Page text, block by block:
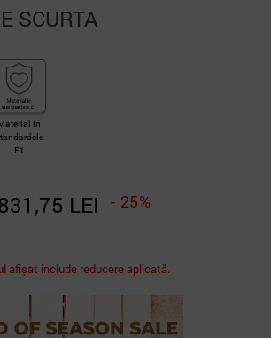
SCURTA
in
E1
LEI - 25%
afișat include reducere aplicată.